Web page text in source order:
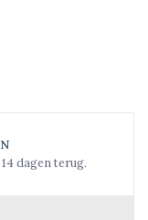
dagen terug.